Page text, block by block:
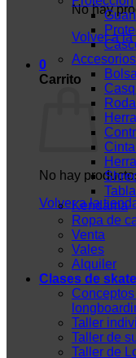
No hay
Volver a la
0
Carrito
No hay
Volver a la
Accesorios
Kendama
Ropa de
Venta
Vales
Alquiler
Clases de skate
Taller
Taller de
Taller de